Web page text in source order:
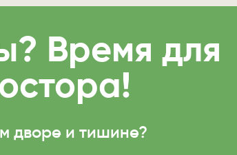
дворе и тишине?
Время для